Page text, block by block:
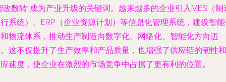
改数转”成为产业升级的关键词。越来越多的企业引入MES（制
系统）、ERP（企业资源计划）等信息化管理系统，建设智
物流体系，推动生产制造向数字化、网络化、智能化方向迈
这不仅提升了生产效率和产品质量，也增强了供应链的韧性和
速度，使企业在激烈的市场竞争中占据了更有利的位置。